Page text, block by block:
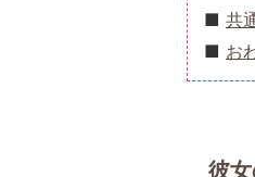
共
お
彼